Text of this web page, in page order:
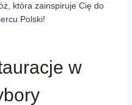
która zainspiruje Cię do
Polski!
w